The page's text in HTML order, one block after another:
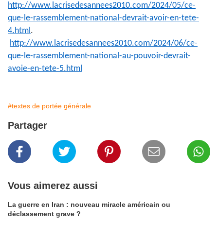
http://www.lacrisedesannees2010.com/2024/05/ce-
que-le-rassemblement-national-devrait-avoir-en-tete-
4.html.
http://www.lacrisedesannees2010.com/2024/06/ce-
que-le-rassemblement-national-au-pouvoir-devrait-
avoie-en-tete-5.html
#textes de portée générale
Partager
Vous aimerez aussi
La guerre en Iran : nouveau miracle américain ou
déclassement grave ?